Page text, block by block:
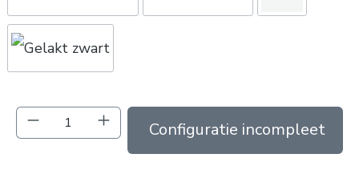
Producthoeveelheid: Voer de gewenste
In de winkelmand